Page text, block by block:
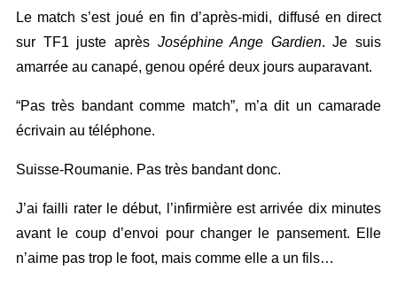
Le match s’est joué en fin d’après-midi, diffusé en direct
sur TF1 juste après Joséphine Ange Gardien. Je suis
amarrée au canapé, genou opéré deux jours auparavant.
“Pas très bandant comme match”, m’a dit un camarade
écrivain au téléphone.
Suisse-Roumanie. Pas très bandant donc.
J’ai failli rater le début, l’infirmière est arrivée dix minutes
avant le coup d’envoi pour changer le pansement. Elle
n’aime pas trop le foot, mais comme elle a un fils…